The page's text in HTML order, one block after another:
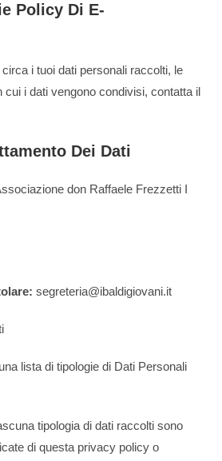
Policy Di E-
i tuoi dati personali raccolti, le
cui i dati vengono condivisi, contatta il
Dei Dati
don Raffaele Frezzetti I
segreteria@ibaldigiovani.it
lista di tipologie di Dati Personali
tipologia di dati raccolti sono
di questa privacy policy o